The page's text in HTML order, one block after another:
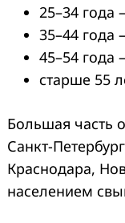
25–34 года
35–44 года
45–54 года
старше 55
Большая часть
Санкт-
Краснодара,
населением